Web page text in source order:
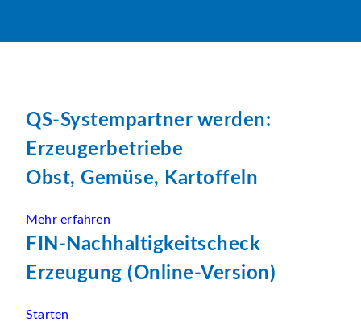
QS-Systempartner werden:
Erzeugerbetriebe
Obst, Gemüse, Kartoffeln
Mehr erfahren
FIN-Nachhaltigkeitscheck
Erzeugung (Online-Version)
Starten